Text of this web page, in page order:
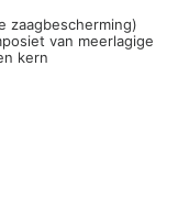
zaagbescherming)
van meerlagige
kern